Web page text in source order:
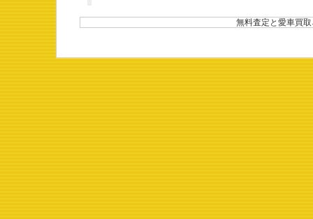
無料査定と愛車買